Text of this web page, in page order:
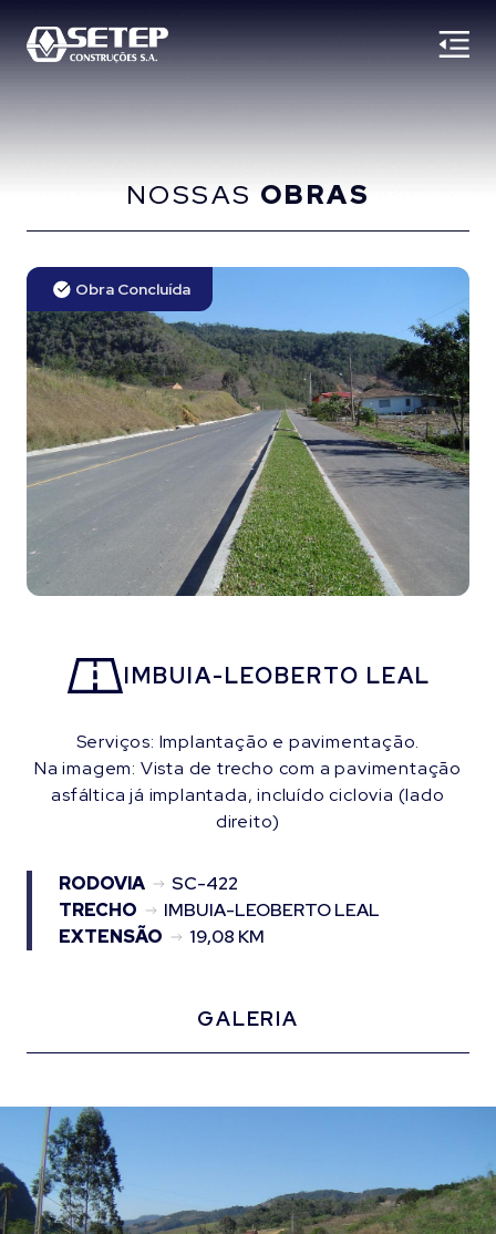
NOSSAS OBRAS
Obra Concluída
IMBUIA-LEOBERTO LEAL
Serviços: Implantação e pavimentação.
Na imagem: Vista de trecho com a pavimentação
asfáltica já implantada, incluído ciclovia (lado
direito)
RODOVIA
SC-422
TRECHO
IMBUIA-LEOBERTO LEAL
EXTENSÃO
19,08 KM
GALERIA